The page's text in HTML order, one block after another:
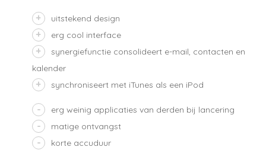
uitstekend design
erg cool interface
synergiefunctie consolideert e-mail, contacten en
kalender
synchroniseert met iTunes als een iPod
erg weinig applicaties van derden bij lancering
matige ontvangst
korte accuduur